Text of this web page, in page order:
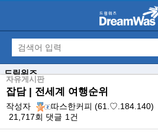
드림워즈
자유게시판
잡담 | 전세계 여행순위
작성자 따스한커피 (61.♡.184.140)
21,717회 댓글 1건